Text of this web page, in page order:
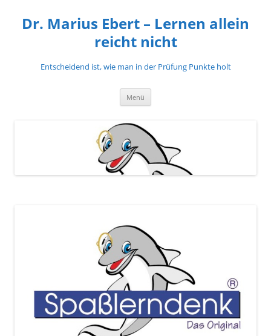
springen
Dr. Marius Ebert – Lernen allein
reicht nicht
Entscheidend ist, wie man in der Prüfung Punkte holt
Menü